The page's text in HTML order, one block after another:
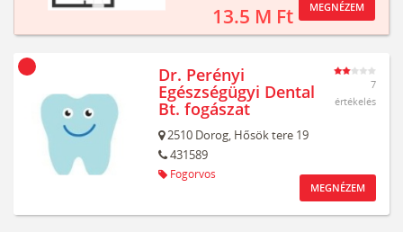
13.5 M Ft MEGNÉZEM
Dr. Perényi
Egészségügyi Dental
Bt. fogászat
2510 Dorog, Hősök tere 19
431589
Fogorvos
7
értékelés
MEGNÉZEM